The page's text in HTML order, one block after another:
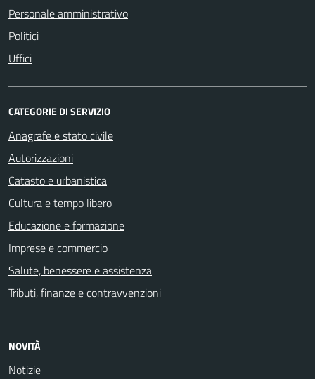
Personale amministrativo
Politici
Uffici
CATEGORIE DI SERVIZIO
Anagrafe e stato civile
Autorizzazioni
Catasto e urbanistica
Cultura e tempo libero
Educazione e formazione
Imprese e commercio
Salute, benessere e assistenza
Tributi, finanze e contravvenzioni
NOVITÀ
Notizie